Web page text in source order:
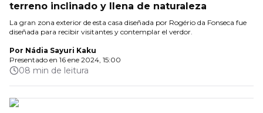
terreno inclinado y llena de naturaleza
La gran zona exterior de esta casa diseñada por Rogério da Fonseca fue
diseñada para recibir visitantes y contemplar el verdor.
Por Nádia Sayuri Kaku
Presentado en 16 ene 2024, 15:00
08 min de leitura